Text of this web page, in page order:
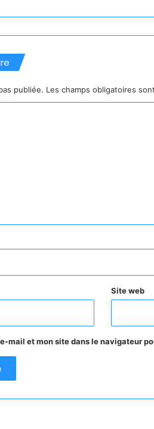
publiée. Les champs obligatoires
Site web
mail et mon site dans le navigateur